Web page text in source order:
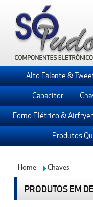
Alto Falante &
Capacitor
Forno Elétrico & Airfryer
Produtos
Home Chaves
PRODUTOS EM